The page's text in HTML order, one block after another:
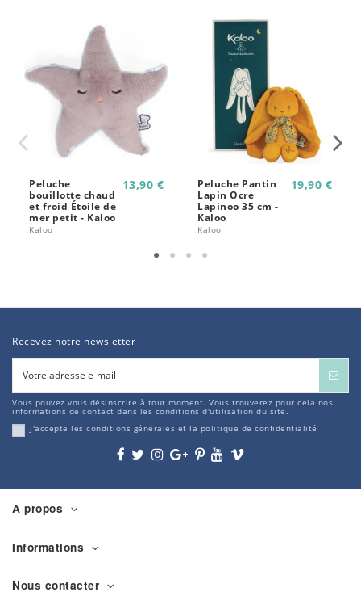
Peluche
bouillotte chaud
et froid Étoile de
mer petit - Kaloo
Kaloo
13,90 €
Peluche Pantin
Lapin Ocre
Lapinoo 35 cm -
Kaloo
Kaloo
19,90 €
Recevez notre newsletter
Vous pouvez vous désinscrire à tout moment. Vous trouverez pour cela nos
informations de contact dans les conditions d'utilisation du site.
J'accepte les conditions générales et la politique de confidentialité
A propos
Informations
Nous contacter